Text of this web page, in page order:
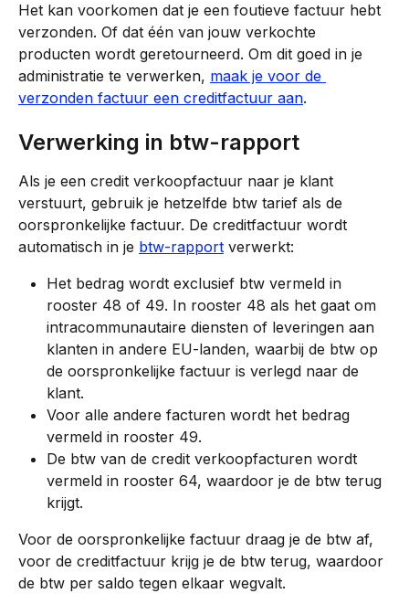
Het kan voorkomen dat je een foutieve factuur hebt
verzonden. Of dat één van jouw verkochte
producten wordt geretourneerd. Om dit goed in je
administratie te verwerken, maak je voor de
verzonden factuur een creditfactuur aan.
Verwerking in btw-rapport
Als je een credit verkoopfactuur naar je klant
verstuurt, gebruik je hetzelfde btw tarief als de
oorspronkelijke factuur. De creditfactuur wordt
automatisch in je btw-rapport verwerkt:
Het bedrag wordt exclusief btw vermeld in
rooster 48 of 49. In rooster 48 als het gaat om
intracommunautaire diensten of leveringen aan
klanten in andere EU-landen, waarbij de btw op
de oorspronkelijke factuur is verlegd naar de
klant.
Voor alle andere facturen wordt het bedrag
vermeld in rooster 49.
De btw van de credit verkoopfacturen wordt
vermeld in rooster 64, waardoor je de btw terug
krijgt.
Voor de oorspronkelijke factuur draag je de btw af,
voor de creditfactuur krijg je de btw terug, waardoor
de btw per saldo tegen elkaar wegvalt.